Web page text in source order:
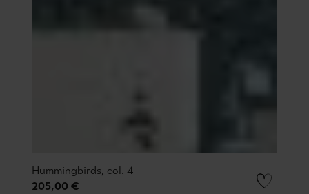
Hummingbirds, col. 4
205,00 €